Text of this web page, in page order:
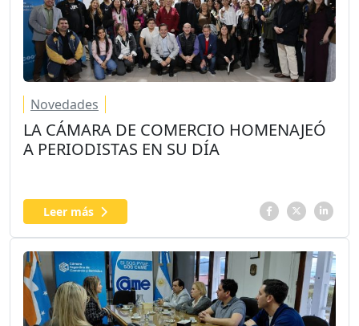
Novedades
LA CÁMARA DE COMERCIO HOMENAJEÓ
A PERIODISTAS EN SU DÍA
Leer más